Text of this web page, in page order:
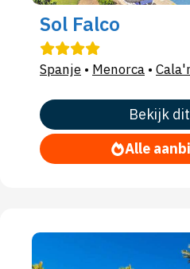
Sol Falco
Spanje • Menorca •
Bekijk
Alle